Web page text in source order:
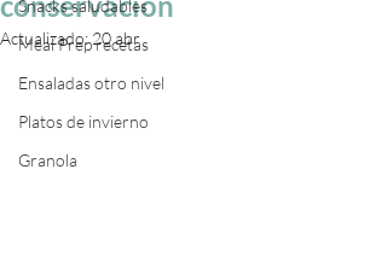
Snacks saludables
Meal Prep recetas
Ensaladas otro nivel
Platos de invierno
Granola
Actualizado:20 abr